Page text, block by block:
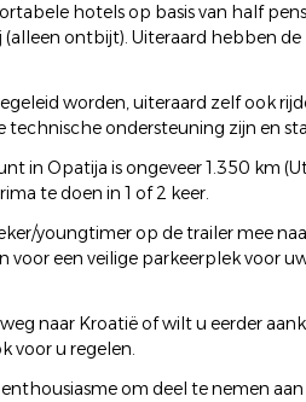
hotels op basis van half
(alleen ontbijt). Uiteraard hebben
worden, uiteraard zelf ook
technische ondersteuning zijn en
in Opatija is ongeveer 1.350 km
te doen in 1 of 2 keer.
youngtimer op de trailer mee
een veilige parkeerplek voor
naar Kroatië of wilt u eerder
voor u regelen.
om deel te nemen